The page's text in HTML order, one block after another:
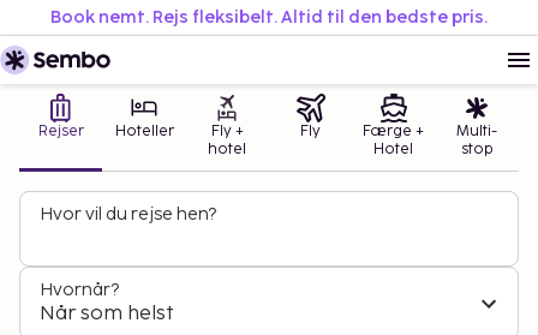
Book nemt. Rejs fleksibelt. Altid til den bedste pris.
Rejser Hoteller
Fly +
hotel
Fly
Færge +
Hotel
Multi-
stop
Hvor vil du rejse hen?
Hvornår?
Når som helst